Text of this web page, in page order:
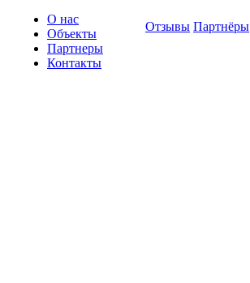
О нас
Объекты
Партнеры
Контакты
Отзывы Партнёры